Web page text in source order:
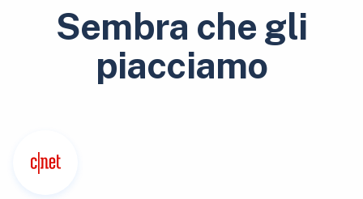
Sembra che gli
piacciamo